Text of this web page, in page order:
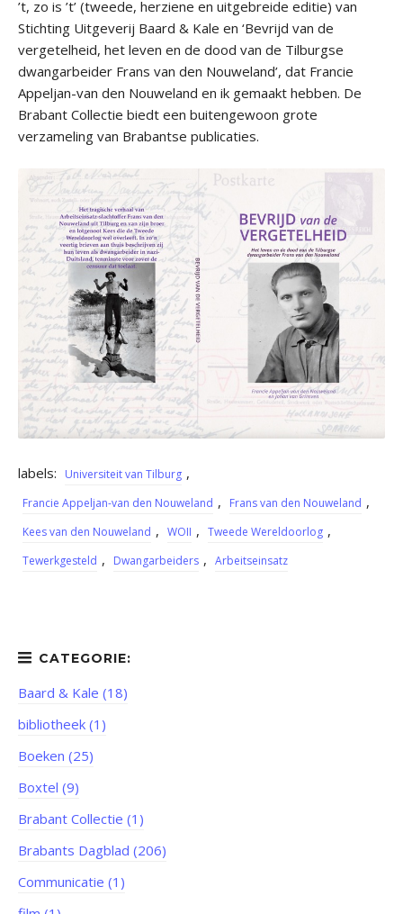
’t, zo is ’t’ (tweede, herziene en uitgebreide editie) van
Stichting Uitgeverij Baard & Kale en ‘Bevrijd van de
vergetelheid, het leven en de dood van de Tilburgse
dwangarbeider Frans van den Nouweland’, dat Francie
Appeljan-van den Nouweland en ik gemaakt hebben. De
Brabant Collectie biedt een buitengewoon grote
verzameling van Brabantse publicaties.
labels: Universiteit van Tilburg ,
Francie Appeljan-van den Nouweland , Frans van den Nouweland ,
Kees van den Nouweland , WOII , Tweede Wereldoorlog ,
Tewerkgesteld , Dwangarbeiders , Arbeitseinsatz
Baard & Kale (18)
bibliotheek (1)
Boeken (25)
Boxtel (9)
Brabant Collectie (1)
Brabants Dagblad (206)
Communicatie (1)